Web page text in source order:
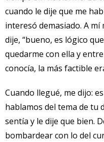
cuando le dije que me
interesó demasiado. A
dije, “bueno, es lógico
quedarme con ella y
conocía, la más factible
Cuando llegué, me dijo:
hablamos del tema de tu
sentía y le dije que bien.
bombardear con lo del